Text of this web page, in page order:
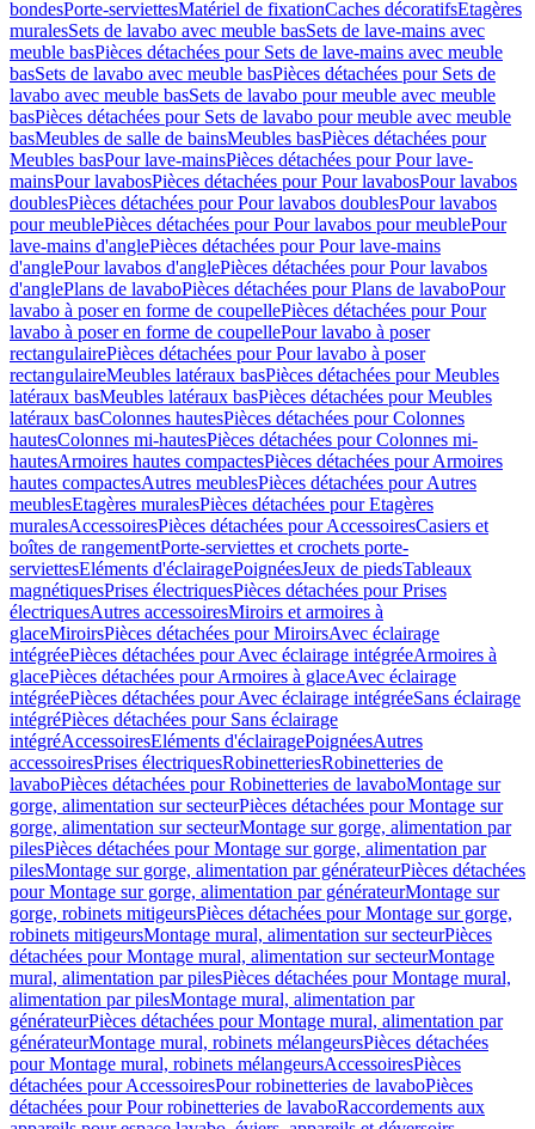
bondesPorte-serviettesMatériel de fixationCaches décoratifsEtagères
muralesSets de lavabo avec meuble basSets de lave-mains avec
meuble basPièces détachées pour Sets de lave-mains avec meuble
basSets de lavabo avec meuble basPièces détachées pour Sets de
lavabo avec meuble basSets de lavabo pour meuble avec meuble
basPièces détachées pour Sets de lavabo pour meuble avec meuble
basMeubles de salle de bainsMeubles basPièces détachées pour
Meubles basPour lave-mainsPièces détachées pour Pour lave-
mainsPour lavabosPièces détachées pour Pour lavabosPour lavabos
doublesPièces détachées pour Pour lavabos doublesPour lavabos
pour meublePièces détachées pour Pour lavabos pour meublePour
lave-mains d'anglePièces détachées pour Pour lave-mains
d'anglePour lavabos d'anglePièces détachées pour Pour lavabos
d'anglePlans de lavaboPièces détachées pour Plans de lavaboPour
lavabo à poser en forme de coupellePièces détachées pour Pour
lavabo à poser en forme de coupellePour lavabo à poser
rectangulairePièces détachées pour Pour lavabo à poser
rectangulaireMeubles latéraux basPièces détachées pour Meubles
latéraux basMeubles latéraux basPièces détachées pour Meubles
latéraux basColonnes hautesPièces détachées pour Colonnes
hautesColonnes mi-hautesPièces détachées pour Colonnes mi-
hautesArmoires hautes compactesPièces détachées pour Armoires
hautes compactesAutres meublesPièces détachées pour Autres
meublesEtagères muralesPièces détachées pour Etagères
muralesAccessoiresPièces détachées pour AccessoiresCasiers et
boîtes de rangementPorte-serviettes et crochets porte-
serviettesEléments d'éclairagePoignéesJeux de piedsTableaux
magnétiquesPrises électriquesPièces détachées pour Prises
électriquesAutres accessoiresMiroirs et armoires à
glaceMiroirsPièces détachées pour MiroirsAvec éclairage
intégréePièces détachées pour Avec éclairage intégréeArmoires à
glacePièces détachées pour Armoires à glaceAvec éclairage
intégréePièces détachées pour Avec éclairage intégréeSans éclairage
intégréPièces détachées pour Sans éclairage
intégréAccessoiresEléments d'éclairagePoignéesAutres
accessoiresPrises électriquesRobinetteriesRobinetteries de
lavaboPièces détachées pour Robinetteries de lavaboMontage sur
gorge, alimentation sur secteurPièces détachées pour Montage sur
gorge, alimentation sur secteurMontage sur gorge, alimentation par
pilesPièces détachées pour Montage sur gorge, alimentation par
pilesMontage sur gorge, alimentation par générateurPièces détachées
pour Montage sur gorge, alimentation par générateurMontage sur
gorge, robinets mitigeursPièces détachées pour Montage sur gorge,
robinets mitigeursMontage mural, alimentation sur secteurPièces
détachées pour Montage mural, alimentation sur secteurMontage
mural, alimentation par pilesPièces détachées pour Montage mural,
alimentation par pilesMontage mural, alimentation par
générateurPièces détachées pour Montage mural, alimentation par
générateurMontage mural, robinets mélangeursPièces détachées
pour Montage mural, robinets mélangeursAccessoiresPièces
détachées pour AccessoiresPour robinetteries de lavaboPièces
détachées pour Pour robinetteries de lavaboRaccordements aux